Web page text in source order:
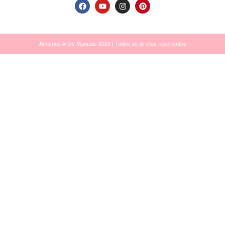
Amamos Artes Manuais 2023 | Todos os direitos reservados